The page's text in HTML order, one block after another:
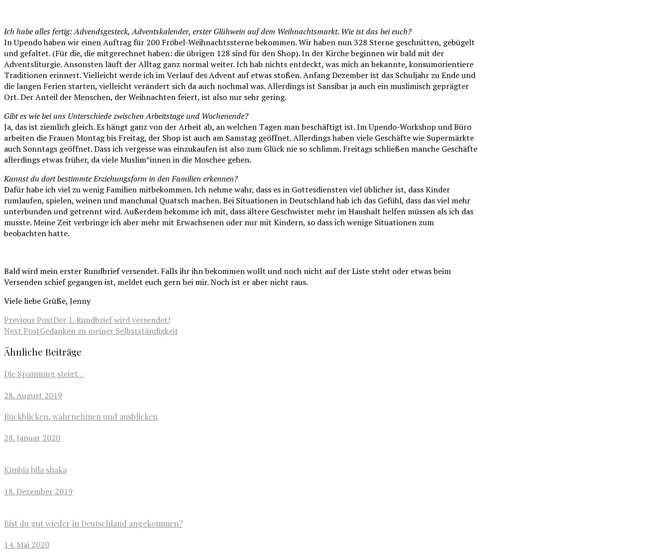
Ich habe alles fertig: Advendsgesteck, Adventskalender, erster Glühwein auf dem Weihnachtsmarkt. Wie ist das bei euch?
In Upendo haben wir einen Auftrag für 200 Fröbel-Weihnachtssterne bekommen. Wir haben nun 328 Sterne geschnitten, gebügelt
und gefaltet. (Für die, die mitgerechnet haben: die übrigen 128 sind für den Shop). In der Kirche beginnen wir bald mit der
Adventsliturgie. Ansonsten läuft der Alltag ganz normal weiter. Ich hab nichts entdeckt, was mich an bekannte, konsumorientiere
Traditionen erinnert. Vielleicht werde ich im Verlauf des Advent auf etwas stoßen. Anfang Dezember ist das Schuljahr zu Ende und
die langen Ferien starten, vielleicht verändert sich da auch nochmal was. Allerdings ist Sansibar ja auch ein muslimisch geprägter
Ort. Der Anteil der Menschen, der Weihnachten feiert, ist also nur sehr gering.
Gibt es wie bei uns Unterschiede zwischen Arbeitstage und Wochenende?
Ja, das ist ziemlich gleich. Es hängt ganz von der Arbeit ab, an welchen Tagen man beschäftigt ist. Im Upendo-Workshop und Büro
arbeiten die Frauen Montag bis Freitag, der Shop ist auch am Samstag geöffnet. Allerdings haben viele Geschäfte wie Supermärkte
auch Sonntags geöffnet. Dass ich vergesse was einzukaufen ist also zum Glück nie so schlimm. Freitags schließen manche Geschäfte
allerdings etwas früher, da viele Muslim*innen in die Moschee gehen.
Kannst du dort bestimmte Erziehungsform in den Familien erkennen?
Dafür habe ich viel zu wenig Familien mitbekommen. Ich nehme wahr, dass es in Gottesdiensten viel üblicher ist, dass Kinder
rumlaufen, spielen, weinen und manchmal Quatsch machen. Bei Situationen in Deutschland hab ich das Gefühl, dass das viel mehr
unterbunden und getrennt wird. Außerdem bekomme ich mit, dass ältere Geschwister mehr im Haushalt helfen müssen als ich das
musste. Meine Zeit verbringe ich aber mehr mit Erwachsenen oder nur mit Kindern, so dass ich wenige Situationen zum
beobachten hatte.
Bald wird mein erster Rundbrief versendet. Falls ihr ihn bekommen wollt und noch nicht auf der Liste steht oder etwas beim
Versenden schief gegangen ist, meldet euch gern bei mir. Noch ist er aber nicht raus.
Viele liebe Grüße, Jenny
Previous PostDer 1. Rundbrief wird versendet!
Next PostGedanken zu meiner Selbstständigkeit
Ähnliche Beiträge
Die Spannung steigt…
28. August 2019
Rückblicken, wahrnehmen und ausblicken
28. Januar 2020
Kimbia bila shaka
18. Dezember 2019
Bist du gut wieder in Deutschland angekommen?
14. Mai 2020